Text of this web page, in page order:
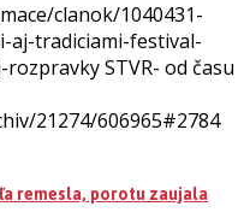
clanok/1040431-
aj-tradiciami-festival-
STVR- od času
21274/606965#2784
remesla, porotu zaujala